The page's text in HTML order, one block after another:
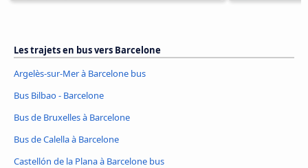
Les trajets en bus vers Barcelone
Argelès-sur-Mer à Barcelone bus
Bus Bilbao - Barcelone
Bus de Bruxelles à Barcelone
Bus de Calella à Barcelone
Castellón de la Plana à Barcelone bus